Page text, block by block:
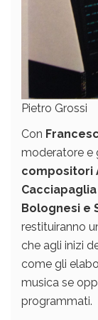
Pietro Grossi
Con
moderatore e
compositori
Cacciapaglia
Bolognesi e
restituiranno
che agli inizi
come gli
musica se
programmati.